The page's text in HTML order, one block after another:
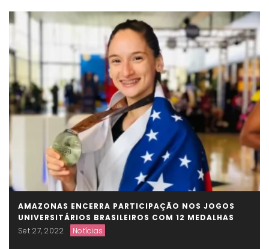
AMAZONAS ENCERRA PARTICIPAÇÃO NOS JOGOS
UNIVERSITÁRIOS BRASILEIROS COM 12 MEDALHAS
Set 27, 2022
Notícias